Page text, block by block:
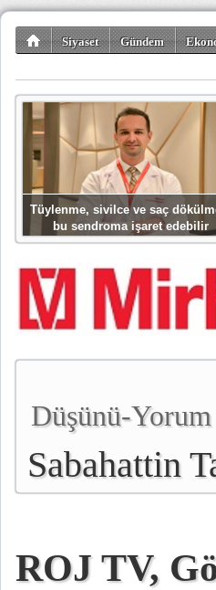
Siyaset Gündem
Tüylenme, sivilce ve saç
bu sendroma işaret edebilir
Düşünü-Yorum
Sabahattin
ROJ TV,